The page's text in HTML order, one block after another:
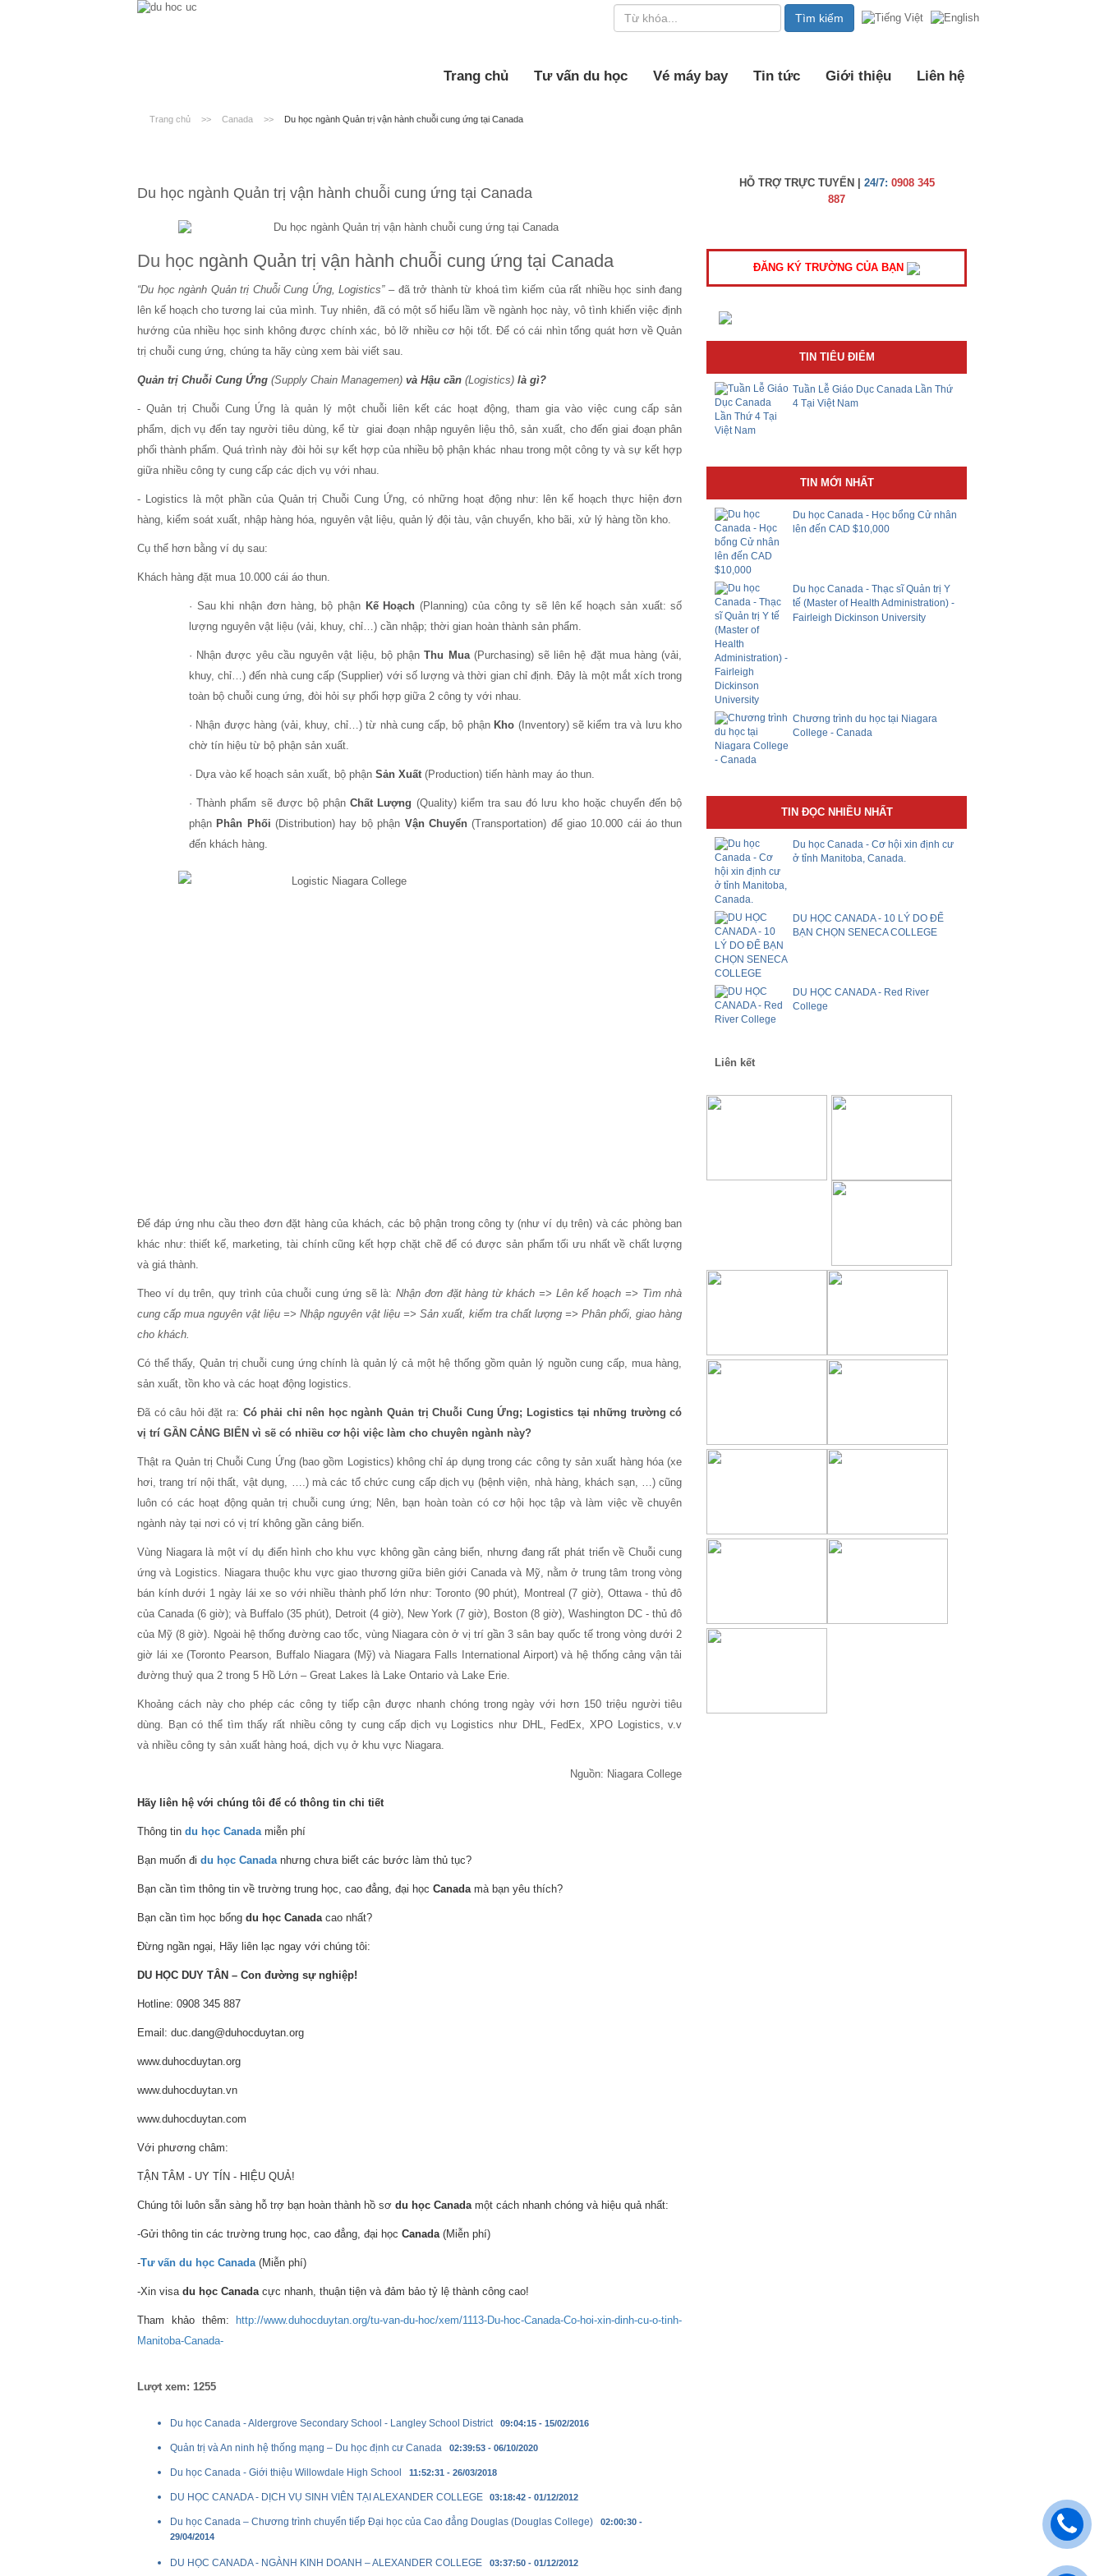
Trang chủ Tư vấn du học Vé máy bay Tin tức Giới thiệu Liên hệ
Trang chủ >> Canada >> Du học ngành Quản trị vận hành chuỗi cung ứng tại Canada
Du học ngành Quản trị vận hành chuỗi cung ứng tại Canada
Du học ngành Quản trị vận hành chuỗi cung ứng tại Canada
“Du học ngành Quản trị ChuỗiCung Ứng, Logistics”– đã trở thành từ khoá tìm kiếm của rất nhiều học sinh đang
lên kế hoạch cho tương lai của mình. Tuy nhiên, đã có một số hiểu lầm về ngành học này, vô tình khiến việc định
hướng của nhiều học sinh không được chính xác, bỏ lỡ nhiều cơ hội tốt. Để có cái nhìn tổng quát hơn về Quản
trị chuỗi cung ứng, chúng ta hãy cùng xem bài viết sau.
Quản trị Chuỗi Cung Ứng (Supply Chain Managemen) và Hậu cần (Logistics) là gì?
- Quản trị Chuỗi Cung Ứng là quản lý một chuỗi liên kết các hoạt động, tham gia vào việc cung cấp sản
phẩm, dịch vụ đến tay người tiêu dùng, kể từ giai đoạn nhập nguyên liệu thô, sản xuất, cho đến giai đoạn phân
phối thành phẩm. Quá trình này đòi hỏi sự kết hợp của nhiều bộ phận khác nhau trong một công ty và sự kết hợp
giữa nhiều công ty cung cấp các dịch vụ với nhau.
- Logistics là một phần của Quản trị Chuỗi Cung Ứng, có những hoạt động như: lên kế hoạch thực hiện đơn
hàng, kiểm soát xuất, nhập hàng hóa, nguyên vật liệu, quản lý đội tàu, vận chuyển, kho bãi, xử lý hàng tồn kho.
Cụ thể hơn bằng ví dụ sau:
Khách hàng đặt mua 10.000 cái áo thun.
· Sau khi nhận đơn hàng, bộ phận Kế Hoạch (Planning) của công ty sẽ lên kế hoạch sản xuất: số
lượng nguyên vật liệu (vải, khuy, chỉ…) cần nhập; thời gian hoàn thành sản phẩm.
· Nhận được yêu cầu nguyên vật liệu, bộ phậnThu Mua(Purchasing) sẽ liên hệ đặt mua hàng (vải,
khuy, chỉ…) đến nhà cung cấp (Supplier) với số lượng và thời gian chỉ định. Đây là một mắt xích trong
toàn bộ chuỗi cung ứng, đòi hỏi sự phối hợp giữa 2 công ty với nhau.
· Nhận được hàng (vải, khuy, chỉ…) từ nhà cung cấp, bộ phậnKho (Inventory) sẽ kiểm tra và lưu kho
chờ tín hiệu từ bộ phận sản xuất.
· Dựa vào kế hoạch sản xuất, bộ phận Sản Xuất(Production) tiến hành may áo thun.
· Thành phẩm sẽ được bộ phậnChất Lượng (Quality) kiểm tra sau đó lưu kho hoặc chuyển đến bộ
phận Phân Phối (Distribution) hay bộ phận Vận Chuyển(Transportation) để giao 10.000 cái áo thun
đến khách hàng.
Để đáp ứng nhu cầu theo đơn đặt hàng của khách, các bộ phận trong công ty (như ví dụ trên) và các phòng ban
khác như: thiết kế, marketing, tài chính cũng kết hợp chặt chẽ để có được sản phẩm tối ưu nhất về chất lượng
và giá thành.
Theo ví dụ trên, quy trình của chuỗi cung ứng sẽ là:Nhận đơn đặt hàng từ khách => Lên kế hoạch => Tìm nhà
cung cấp mua nguyên vật liệu => Nhập nguyên vật liệu => Sản xuất, kiểm tra chất lượng => Phân phối, giao hàng
cho khách.
Có thể thấy, Quản trị chuỗi cung ứng chính là quản lý cả một hệ thống gồm quản lý nguồn cung cấp, mua hàng,
sản xuất, tồn kho và các hoạt động logistics.
Đã có câu hỏi đặt ra: Có phải chỉ nên học ngành Quản trị Chuỗi Cung Ứng; Logistics tại những trường có
vị trí GẦN CẢNG BIỂN vì sẽ có nhiều cơ hội việc làm cho chuyên ngành này?
Thật ra Quản trị Chuỗi Cung Ứng (bao gồm Logistics) không chỉ áp dụng trong các công ty sản xuất hàng hóa (xe
hơi, trang trí nội thất, vật dụng, ….) mà các tổ chức cung cấp dịch vụ (bệnh viện, nhà hàng, khách sạn, …) cũng
luôn có các hoạt động quản trị chuỗi cung ứng; Nên, bạn hoàn toàn có cơ hội học tập và làm việc về chuyên
ngành này tại nơi có vị trí không gần cảng biển.
Vùng Niagara là một ví dụ điển hình cho khu vực không gần cảng biển, nhưng đang rất phát triển về Chuỗi cung
ứng và Logistics. Niagara thuộc khu vực giao thương giữa biên giới Canada và Mỹ, nằm ở trung tâm trong vòng
bán kính dưới 1 ngày lái xe so với nhiều thành phố lớn như: Toronto (90 phút), Montreal (7 giờ), Ottawa - thủ đô
của Canada (6 giờ); và Buffalo (35 phút), Detroit (4 giờ), New York (7 giờ), Boston (8 giờ), Washington DC - thủ đô
của Mỹ (8 giờ). Ngoài hệ thống đường cao tốc, vùng Niagara còn ở vị trí gần 3 sân bay quốc tế trong vòng dưới 2
giờ lái xe (Toronto Pearson, Buffalo Niagara (Mỹ) và Niagara Falls International Airport) và hệ thống cảng vận tải
đường thuỷ qua 2 trong 5 Hồ Lớn – Great Lakes là Lake Ontario và Lake Erie.
Khoảng cách này cho phép các công ty tiếp cận được nhanh chóng trong ngày với hơn 150 triệu người tiêu
dùng. Bạn có thể tìm thấy rất nhiều công ty cung cấp dịch vụ Logistics như DHL, FedEx, XPO Logistics, v.v
và nhiều công ty sản xuất hàng hoá, dịch vụ ở khu vực Niagara.
Nguồn: Niagara College
Hãy liên hệ với chúng tôi để có thông tin chi tiết
Thông tin du học Canadamiễn phí
Bạn muốn đi du học Canadanhưng chưa biết các bước làm thủ tục?
Bạn cần tìm thông tin về trường trung học, cao đẳng, đại học Canadamà bạn yêu thích?
Bạn cần tìm học bổng du học Canadacao nhất?
Đừng ngần ngại, Hãy liên lạc ngay với chúng tôi:
DU HỌC DUY TÂN – Con đường sự nghiệp!
Hotline: 0908 345 887
Email: duc.dang@duhocduytan.org
www.duhocduytan.org
www.duhocduytan.vn
www.duhocduytan.com
Với phương châm:
TẬN TÂM - UY TÍN - HIỆU QUẢ!
Chúng tôi luôn sẵn sàng hỗ trợ bạn hoàn thành hồ sơ du học Canadamột cách nhanh chóng và hiệu quả nhất:
-Gửi thông tin các trường trung học, cao đẳng, đại học Canada(Miễn phí)
-Tư vấn du học Canada(Miễn phí)
-Xin visa du học Canadacực nhanh, thuận tiện và đảm bảo tỷ lệ thành công cao!
Tham khảo thêm:
http://www.duhocduytan.org/tu-van-du-hoc/xem/1113-Du-hoc-Canada-Co-hoi-xin-dinh-cu-o-tinh-
Manitoba-Canada-
Lượt xem: 1255
Du học Canada - Aldergrove Secondary School - Langley School District 09:04:15 - 15/02/2016
Quản trị và An ninh hệ thống mạng – Du học định cư Canada 02:39:53 - 06/10/2020
Du học Canada - Giới thiệu Willowdale High School 11:52:31 - 26/03/2018
DU HỌC CANADA - DỊCH VỤ SINH VIÊN TẠI ALEXANDER COLLEGE 03:18:42 - 01/12/2012
Du học Canada – Chương trình chuyển tiếp Đại học của Cao đẳng Douglas (Douglas College) 02:00:30 -
29/04/2014
DU HỌC CANADA - NGÀNH KINH DOANH – ALEXANDER COLLEGE 03:37:50 - 01/12/2012
HỖ TRỢ TRỰC TUYẾN | 24/7: 0908 345
887
ĐĂNG KÝ TRƯỜNG CỦA BẠN
TIN TIÊU ĐIỂM
Tuần Lễ Giáo Dục Canada Lần Thứ
4 Tại Việt Nam
TIN MỚI NHẤT
Du học Canada - Học bổng Cử nhân
lên đến CAD $10,000
Du học Canada - Thạc sĩ Quản trị Y
tế (Master of Health Administration) -
Fairleigh Dickinson University
Chương trình du học tại Niagara
College - Canada
TIN ĐỌC NHIỀU NHẤT
Du học Canada - Cơ hội xin định cư
ở tỉnh Manitoba, Canada.
DU HỌC CANADA - 10 LÝ DO ĐỂ
BẠN CHỌN SENECA COLLEGE
DU HỌC CANADA - Red River
College
Liên kết